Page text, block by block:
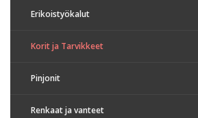
Erikoistyökalut
Korit ja Tarvikkeet
Pinjonit
Renkaat ja vanteet